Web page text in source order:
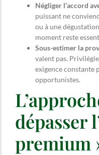
Négliger l’accord
puissant ne
ou à une
moment reste
Sous-estimer la
valent pas.
exigence constante
opportunistes.
dépasser
premium